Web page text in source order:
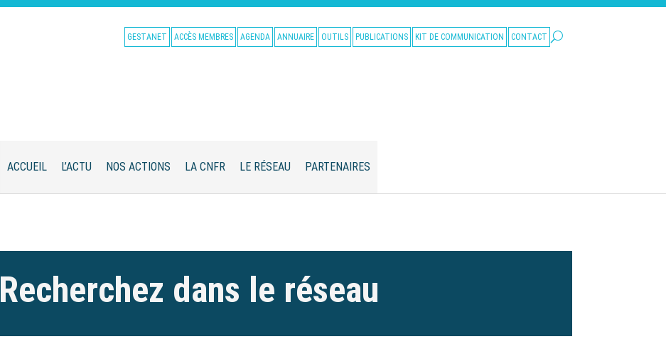
GESTANET ACCÈS MEMBRES AGENDA ANNUAIRE OUTILS PUBLICATIONS KIT DE COMMUNICATION CONTACT
ACCUEIL L’ACTU NOS ACTIONS LA CNFR LE RÉSEAU PARTENAIRES
Recherchez dans le réseau